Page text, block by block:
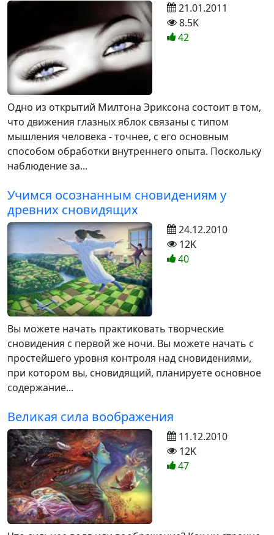
Одно из открытий Милтона Эриксона состоит в том,
что движения глазных яблок связаны с типом
мышления человека - точнее, с его основным
способом обработки внутреннего опыта. Поскольку
наблюдение за...
21.01.2011
8.5K
42
Учимся осознанным сновидениям у
древних сновидящих
Вы можете начать практиковать творческие
сновидения с первой же ночи. Вы можете начать с
простейшего уровня контроля над сновидениями,
при котором вы, сновидящий, планируете основное
содержание...
24.12.2010
12K
40
Великая сила воображения
11.12.2010
12K
47